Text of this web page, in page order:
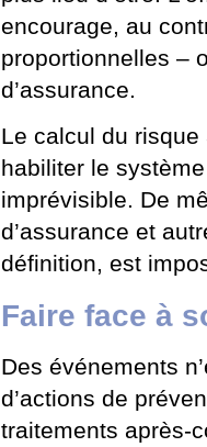
encourage, au
proportionnelles –
d’assurance.
Le calcul du
habiliter le
imprévisible. De
d’assurance et
définition, est
Faire face à
Des événements
d’actions de
traitements après-